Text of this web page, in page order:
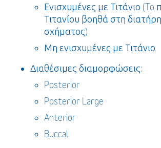
Ενισχυμένες με Τιτάνιο (To
Τιτανίου βοηθά στη
σχήματος)
Μη ενισχυμένες με Τιτάνιο
Διαθέσιμες διαμορφώσεις:
Posterior
Posterior Large
Anterior
Buccal